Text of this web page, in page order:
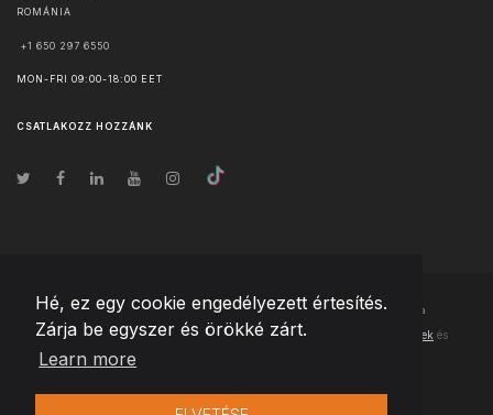
Hé, ez egy cookie engedélyezett értesítés.
Zárja be egyszer és örökké zárt.
Learn more
ROMÁNIA
+1 650 297 6550
MON-FRI 09:00-18:00 EET
CSATLAKOZZ HOZZÁNK
© Szerzői jog2026 Team Extension Hungary- Minden jog fenntartva
Changelog ● Ezen webhely használatával elfogadja Használati feltételek és